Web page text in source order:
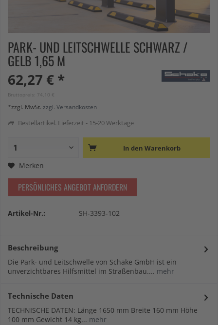
PARK- UND LEITSCHWELLE SCHWARZ /
GELB 1,65 M
62,27 € *
Bruttopreis: 74,10 €
*zzgl. MwSt. zzgl. Versandkosten
Bestellartikel. Lieferzeit - 15-20 Werktage
In den Warenkorb
Merken
PERSÖNLICHES ANGEBOT ANFORDERN
Artikel-Nr.: SH-3393-102
Beschreibung
Die Park- und Leitschwelle von Schake GmbH ist ein
unverzichtbares Hilfsmittel im Straßenbau.... mehr
Technische Daten
TECHNISCHE DATEN: Länge 1650 mm Breite 160 mm Höhe
100 mm Gewicht 14 kg... mehr